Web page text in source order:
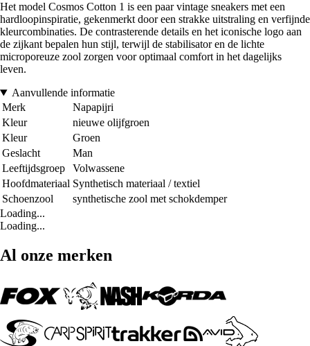
Het model Cosmos Cotton 1 is een paar vintage sneakers met een
hardloopinspiratie, gekenmerkt door een strakke uitstraling en verfijnde
kleurcombinaties. De contrasterende details en het iconische logo aan
de zijkant bepalen hun stijl, terwijl de stabilisator en de lichte
microporeuze zool zorgen voor optimaal comfort in het dagelijks
leven.
Aanvullende informatie
Merk
Napapijri
Kleur
nieuwe olijfgroen
Kleur
Groen
Geslacht
Man
Leeftijdsgroep
Volwassene
Hoofdmateriaal Synthetisch materiaal / textiel
Schoenzool
synthetische zool met schokdemper
Loading...
Loading...
Al onze merken